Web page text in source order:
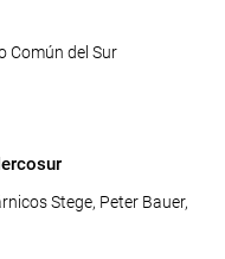
Común del Sur
Stege, Peter Bauer,